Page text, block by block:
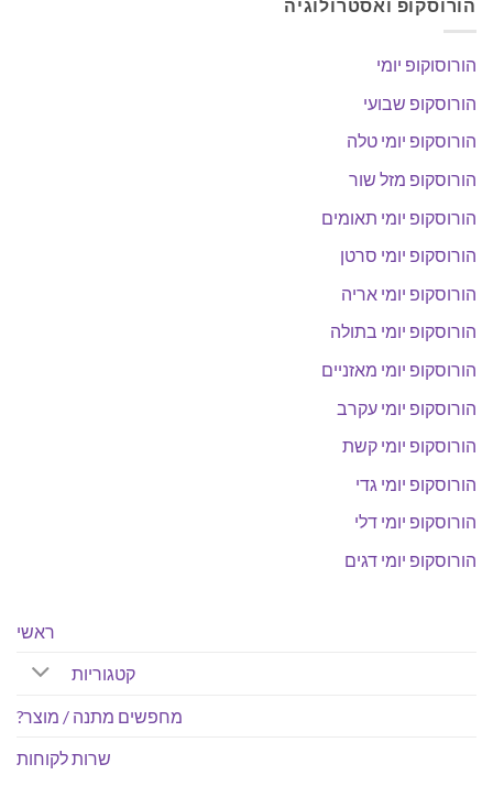
הורוסקופ ואסטרולוגיה
הורוסוקופ יומי
הורוסקופ שבועי
הורוסקופ יומי טלה
הורוסקופ מזל שור
הורוסקופ יומי תאומים
הורוסקופ יומי סרטן
הורוסקופ יומי אריה
הורוסקופ יומי בתולה
הורוסקופ יומי מאזניים
הורוסקופ יומי עקרב
הורוסקופ יומי קשת
הורוסקופ יומי גדי
הורוסקופ יומי דלי
הורוסקופ יומי דגים
ראשי
קטגוריות
מחפשים מתנה / מוצר?
שרות לקוחות